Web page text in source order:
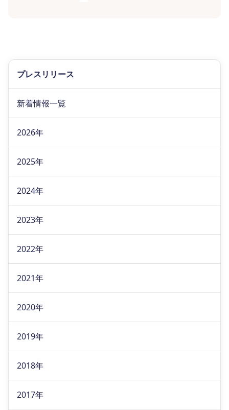
プレスリリース
新着情報一覧
2026年
2025年
2024年
2023年
2022年
2021年
2020年
2019年
2018年
2017年